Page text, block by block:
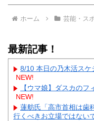
ホーム 芸能・ス
最新記事！
8/10 本日の乃木活ス
NEW!
【ウマ娘】ダスカの
NEW!
蓮舫氏「高市首相は歯
行くべきお立場ではない